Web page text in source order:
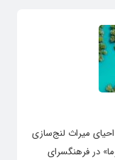
میراث لنج‌سازی
در فرهنگسرای